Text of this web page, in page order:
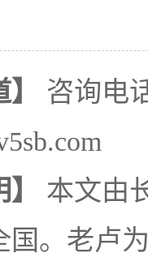
咨询电
本文由
国。老卢